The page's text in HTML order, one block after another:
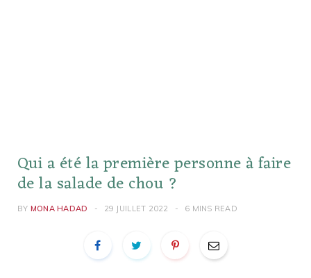
Qui a été la première personne à faire
de la salade de chou ?
BY MONA HADAD 29 JUILLET 2022 6 MINS READ